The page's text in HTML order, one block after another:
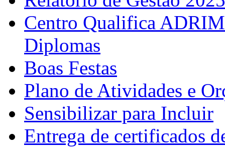
Centro Qualifica
Diplomas
Boas Festas
Plano de Atividades e
Sensibilizar para Incluir
Entrega de certificados